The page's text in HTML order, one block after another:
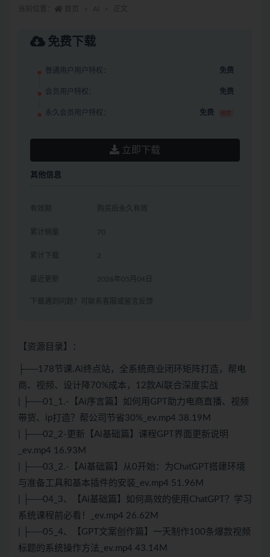
免费下载
普通用户用户特权： 免费
会员用户特权： 免费
永久会员用户特权： 免费 推荐
立即下载
其他信息
有效期 购买后永久有效
累计销量 70
累计下载 2
最近更新 2026年05月04日
下载遇到问题？可联系客服或留言反馈
【资源目录】：
├──178节课.Ai终点站，全系统商业闭环矩阵打造，帮电
商、视频、设计降70%成本，12款Ai联合深度实战
| ├──01_1.-【Ai序言篇】如何用GPT助力电商直播、视频
带货、ip打造？帮公司节省30%_ev.mp4 38.19M
| ├──02_2-更新【Ai基础篇】课程GPT界面更新说明
_ev.mp4 16.93M
| ├──03_2.-【Ai基础篇】从0开始：为ChatGPT搭建环境
与准备工具和基本插件的安装_ev.mp4 51.96M
| ├──04_3、【Ai基础篇】如何高效的使用ChatGPT？学习
系统课程前必看！_ev.mp4 26.62M
| ├──05_4、【GPT文案创作篇】一天制作100条爆款视频
标题的系统操作方法_ev.mp4 43.14M